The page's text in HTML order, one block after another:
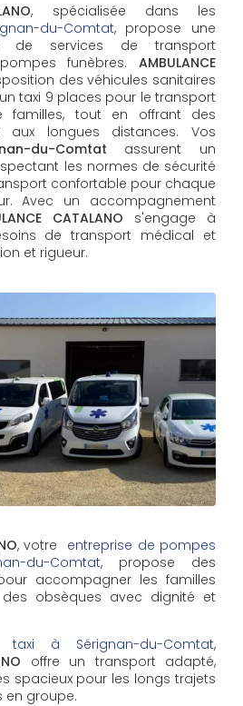
, spécialisée dans les
du-Comtat, propose une
de services de transport
funèbres. AMBULANCE
des véhicules sanitaires
taxi 9 places pour le transport
tout en offrant des
aux longues distances. Vos
du-Comtat assurent un
les normes de sécurité
confortable pour chaque
Avec un accompagnement
CATALANO s'engage à
de transport médical et
et rigueur.
, votre entreprise de pompes
du-Comtat, propose des
accompagner les familles
des obsèques avec dignité et
à Sérignan-du-Comtat,
offre un transport adapté,
spacieux pour les longs trajets
en groupe.